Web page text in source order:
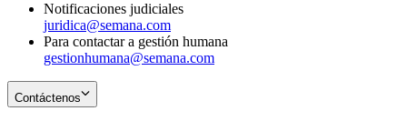
Notificaciones judiciales
juridica@semana.com
Para contactar a gestión humana
gestionhumana@semana.com
Contáctenos